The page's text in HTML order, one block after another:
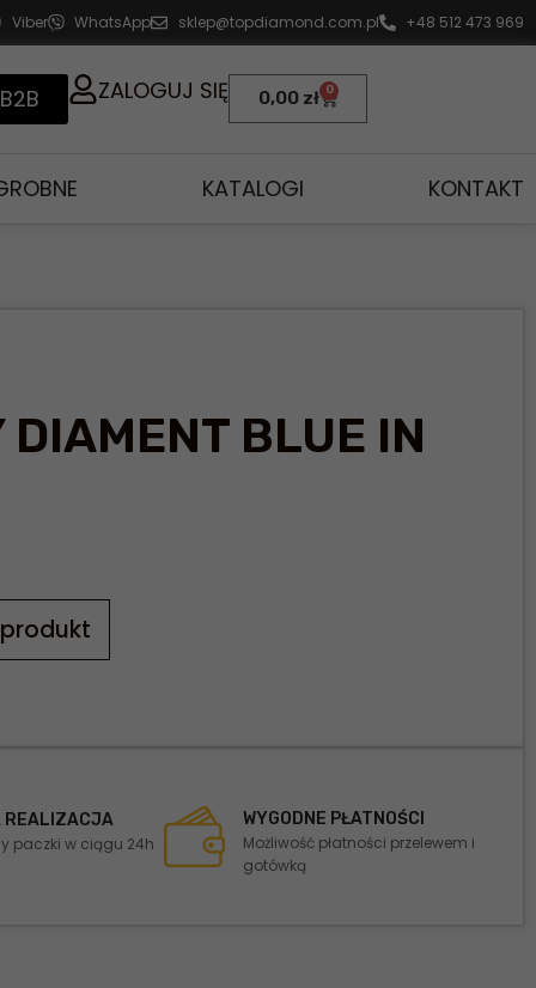
Viber WhatsApp sklep@topdiamond.com.pl +48 512 473 969
ZALOGUJ SIĘ 0,00 zł 0
KATALOGI KONTAKT
DIAMENT BLUE IN
REALIZACJA
paczki w ciągu 24h
WYGODNE PŁATNOŚCI
Możliwość płatności przelewem i
gotówką